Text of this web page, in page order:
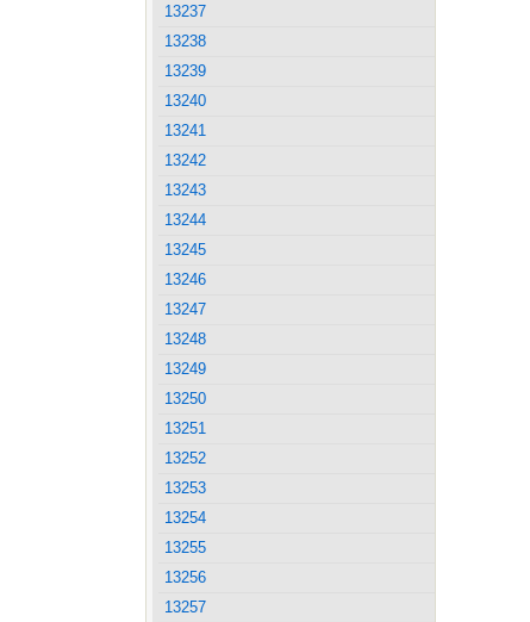
13237
13238
13239
13240
13241
13242
13243
13244
13245
13246
13247
13248
13249
13250
13251
13252
13253
13254
13255
13256
13257